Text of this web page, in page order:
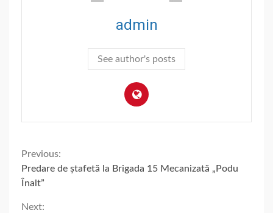
admin
See author's posts
Continue
Reading
Previous:
Predare de ștafetă la Brigada 15 Mecanizată „Podu
Înalt”
Next: